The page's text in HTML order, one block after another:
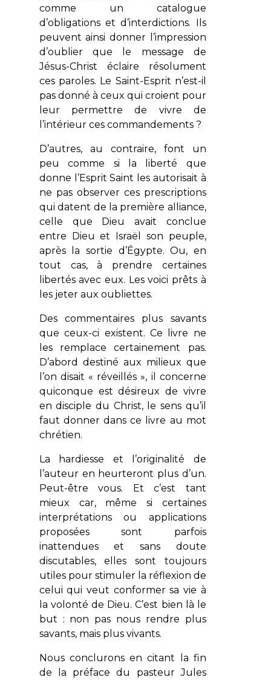
comme un catalogue
d’obligations et d’interdictions. Ils
peuvent ainsi donner l’impression
d’oublier que le message de
Jésus-Christ éclaire résolument
ces paroles. Le Saint-Esprit n’est-il
pas donné à ceux qui croient pour
leur permettre de vivre de
l’intérieur ces commandements ?
D’autres, au contraire, font un
peu comme si la liberté que
donne l’Esprit Saint les autorisait à
ne pas observer ces prescriptions
qui datent de la première alliance,
celle que Dieu avait conclue
entre Dieu et Israël son peuple,
après la sortie d’Égypte. Ou, en
tout cas, à prendre certaines
libertés avec eux. Les voici prêts à
les jeter aux oubliettes.
Des commentaires plus savants
que ceux-ci existent. Ce livre ne
les remplace certainement pas.
D’abord destiné aux milieux que
l’on disait « réveillés », il concerne
quiconque est désireux de vivre
endisciple du Christ, le sens qu’il
faut donner dans ce livre au mot
chrétien.
La hardiesse et l’originalité de
l’auteur en heurteront plus d’un.
Peut-être vous. Et c’est tant
mieux car, même si certaines
interprétations ou applications
proposées sont parfois
inattendues et sans doute
discutables, elles sont toujours
utiles pour stimuler la réflexion de
celui qui veut conformer sa vie à
la volonté de Dieu. C’est bien là le
but : non pas nous rendre plus
savants, mais plus vivants.
Nous conclurons en citant la fin
de la préface du pasteur Jules